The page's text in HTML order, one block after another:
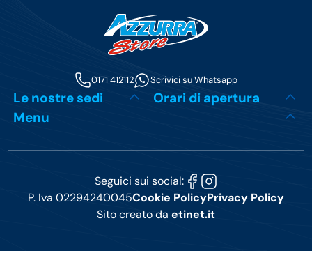
0171 412112 Scrivici su Whatsapp
Le nostre sedi
Orari di apertura
Menu
Seguici sui social:
P. Iva 02294240045Cookie PolicyPrivacy Policy
Sito creato da etinet.it